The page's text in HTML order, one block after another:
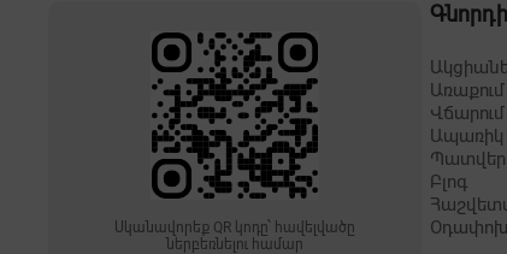
Սկանավորեք QR կոդը՝ հավելվածը
ներբեռնելու համար
Առաքում
Վճարում
Ապառիկ
Պատվեր
Բլոգ